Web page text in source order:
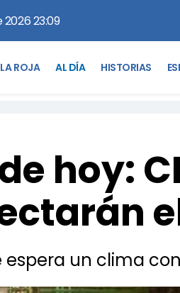
23:09
LA ROJA AL DÍA HISTORIAS
hoy:
espera un clima